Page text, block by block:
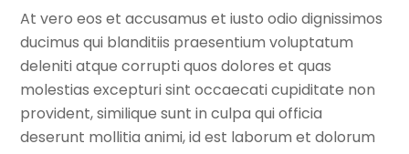
At vero eos et accusamus et iusto odio dignissimos
ducimus qui blanditiis praesentium voluptatum
deleniti atque corrupti quos dolores et quas
molestias excepturi sint occaecati cupiditate non
provident, similique sunt in culpa qui officia
deserunt mollitia animi, id est laborum et dolorum